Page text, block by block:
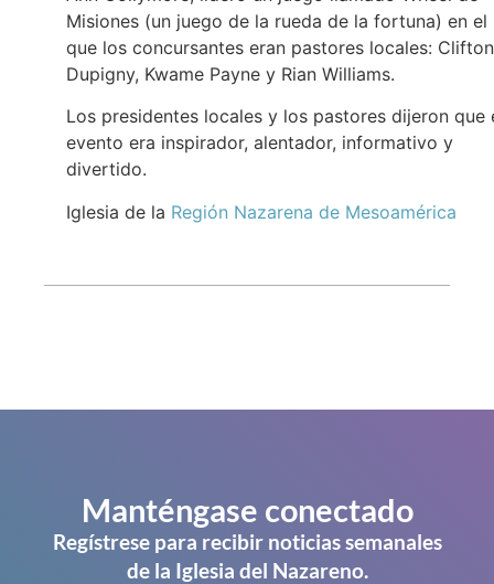
Misiones (un juego de la rueda de la fortuna) en el
que los concursantes eran pastores locales: Clifton
Dupigny, Kwame Payne y Rian Williams.
Los presidentes locales y los pastores dijeron que
evento era inspirador, alentador, informativo y
divertido.
Iglesia de la Región Nazarena de Mesoamérica
Manténgase conectado
Regístrese para recibir noticias semanales
de la Iglesia del Nazareno.